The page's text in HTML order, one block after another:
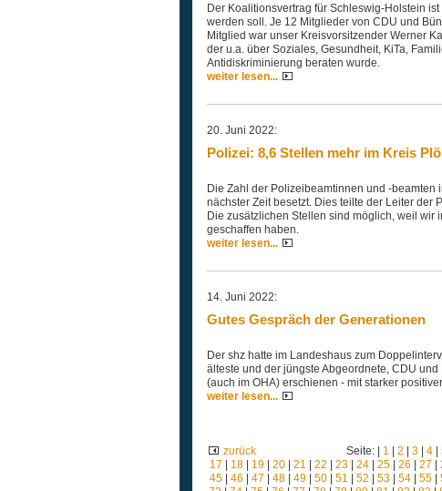
Der Koalitionsvertrag für Schleswig-Holstein
werden soll. Je 12 Mitglieder von CDU und
Mitglied war unser Kreisvorsitzender Werner
der u.a. über Soziales, Gesundheit, KiTa,
Antidiskriminierung beraten wurde.
weiter lesen...
20. Juni 2022:
Polizei: 8,6 Stellen mehr im Kreis
Die Zahl der Polizeibeamtinnen und -
nächster Zeit besetzt. Dies teilte der Leiter der
Die zusätzlichen Stellen sind möglich, weil
geschaffen haben.
weiter lesen...
14. Juni 2022:
Gutes Gespräch der Generationen
Der shz hatte im Landeshaus zum
älteste und der jüngste Abgeordnete, CDU
(auch im OHA) erschienen - mit starker
weiter lesen...
zurück Seite: | 1 2 3| 4|
17
18| 19| 20| 21 22 23| 24| 25| 26 27
45| 46 47 48| 49| 50| 51 52 53| 54| 55|